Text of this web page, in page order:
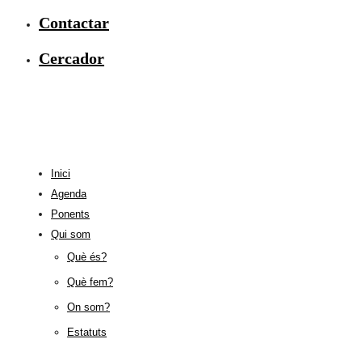
Contactar
Cercador
Inici
Agenda
Ponents
Qui som
Què és?
Què fem?
On som?
Estatuts